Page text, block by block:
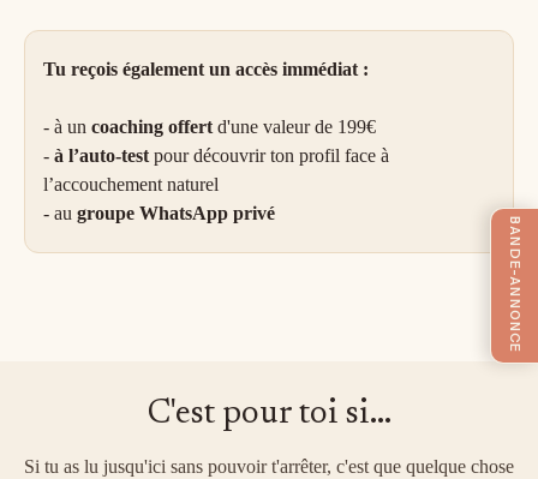
Tu reçois également un accès immédiat :
- à un coaching offert d'une valeur de 199€
- à l’auto-test pour découvrir ton profil face à
l’accouchement naturel
- au groupe WhatsApp privé
C'est pour toi si...
Si tu as lu jusqu'ici sans pouvoir t'arrêter, c'est que quelque chose